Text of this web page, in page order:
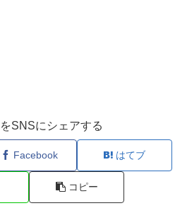
SNSにシェアする
Facebook はてブ
コピー